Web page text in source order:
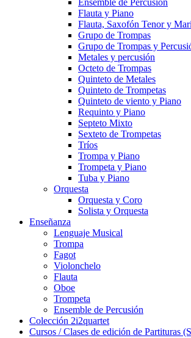
Ensemble de Percusión
Flauta y Piano
Flauta, Saxofón Tenor y
Grupo de Trompas
Grupo de Trompas y
Metales y percusión
Octeto de Trompas
Quinteto de Metales
Quinteto de Trompetas
Quinteto de viento y Piano
Requinto y Piano
Septeto Mixto
Sexteto de Trompetas
Tríos
Trompa y Piano
Trompeta y Piano
Tuba y Piano
Orquesta
Orquesta y Coro
Solista y Orquesta
Enseñanza
Lenguaje Musical
Trompa
Fagot
Violonchelo
Flauta
Oboe
Trompeta
Ensemble de Percusión
Colección 2i2quartet
Cursos / Clases de edición de Partituras